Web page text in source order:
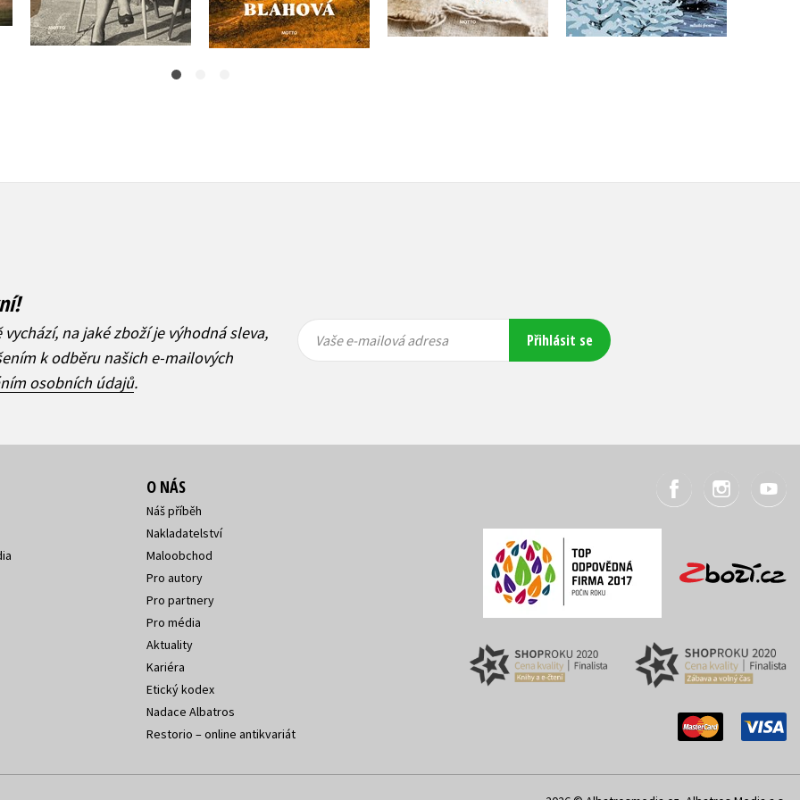
na jaké zboží je výhodná sleva,
k odběru našich e-mailových
osobních údajů.
mailová
mailová
Vaše e-mailová adresa Přihlásit se
O NÁS
Náš příběh
Nakladatelství
Maloobchod
Pro autory
Pro partnery
Pro média
Aktuality
Kariéra
Etický kodex
Nadace Albatros
Restorio – online antikvariát